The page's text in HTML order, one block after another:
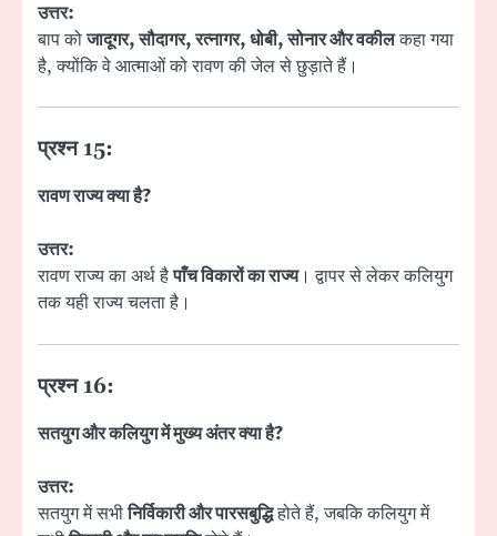
उत्तर:
बाप कोजादूगर, सौदागर, रत्नागर, धोबी, सोनार और वकीलकहा गया
है, क्योंकि वे आत्माओं को रावण की जेल से छुड़ाते हैं।
प्रश्न 15:
रावण राज्य क्या है?
उत्तर:
रावण राज्य का अर्थ हैपाँच विकारों का राज्य। द्वापर से लेकर कलियुग
तक यही राज्य चलता है।
प्रश्न 16:
सतयुग और कलियुग में मुख्य अंतर क्या है?
उत्तर:
सतयुग में सभीनिर्विकारी और पारसबुद्धिहोते हैं, जबकि कलियुग में